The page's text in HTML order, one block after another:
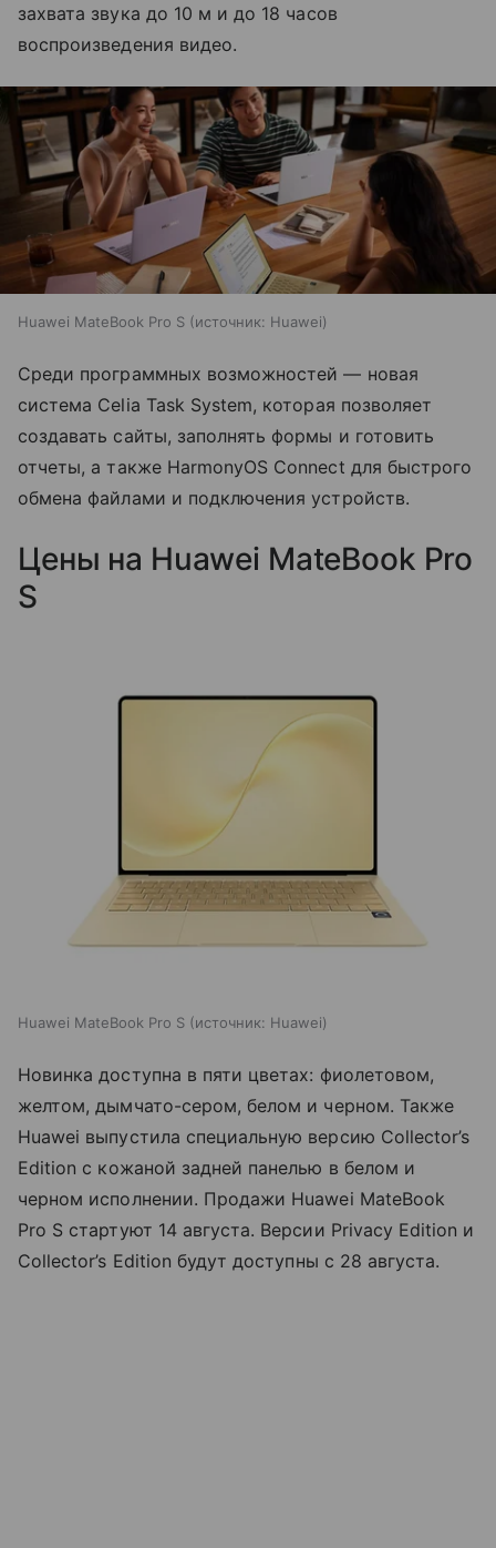
захвата звука до 10 м и до 18 часов
воспроизведения видео.
Huawei MateBook Pro S источник: Huawei
Среди программных возможностей — новая
система Celia Task System, которая позволяет
создавать сайты, заполнять формы и готовить
отчеты, а также HarmonyOS Connect для быстрого
обмена файлами и подключения устройств.
Цены на Huawei MateBook Pro
S
Huawei MateBook Pro S источник: Huawei
Новинка доступна в пяти цветах: фиолетовом,
желтом, дымчато-сером, белом и черном. Также
Huawei выпустила специальную версию Collector’s
Edition с кожаной задней панелью в белом и
черном исполнении. Продажи Huawei MateBook
Pro S стартуют 14 августа. Версии Privacy Edition и
Collector’s Edition будут доступны с 28 августа.